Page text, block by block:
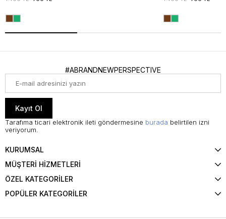
#ABRANDNEWPERSPECTIVE
Kayıt Ol
Tarafıma ticari elektronik ileti göndermesine burada belirtilen izni
veriyorum.
KURUMSAL
MÜŞTERİ HİZMETLERİ
ÖZEL KATEGORİLER
POPÜLER KATEGORİLER